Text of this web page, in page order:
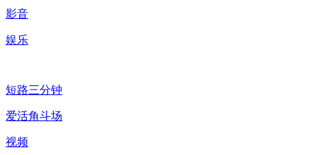
影音
娱乐
短路三分钟
爱活角斗场
视频